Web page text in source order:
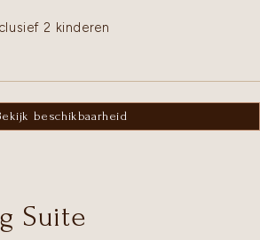
2 kinderen
beschikbaarheid
Suite